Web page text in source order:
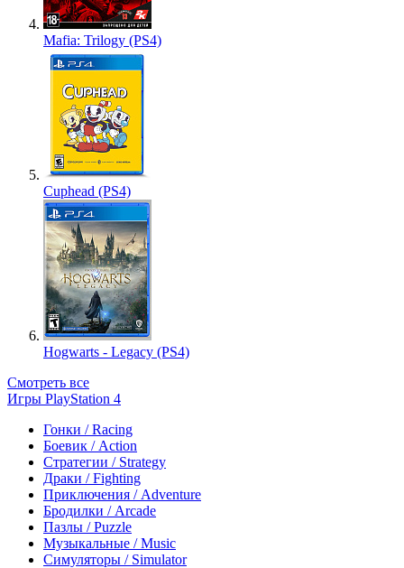
Mafia: Trilogy (PS4)
Cuphead (PS4)
Hogwarts - Legacy (PS4)
Смотреть все
Игры PlayStation 4
Гонки / Racing
Боевик / Action
Стратегии / Strategy
Драки / Fighting
Приключения / Adventure
Бродилки / Arcade
Пазлы / Puzzle
Музыкальные / Music
Симуляторы / Simulator